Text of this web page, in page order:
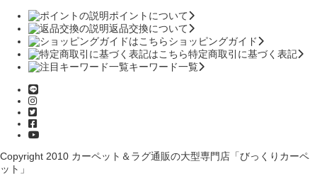
ポイントについて
返品交換について
ショッピングガイド
特定商取引に基づく表記
キーワード一覧
Copyright 2010 カーペット＆ラグ通販の大型専門店「びっくりカーペ
ット」